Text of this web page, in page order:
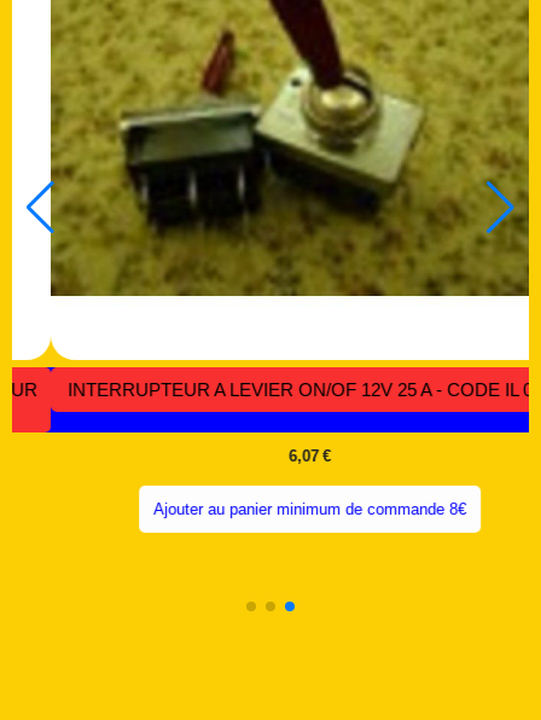
DOUILLE VOLEUSE AVEC INTERRUPTEUR TYPE B22 -
CODE MRT 096
5,63€